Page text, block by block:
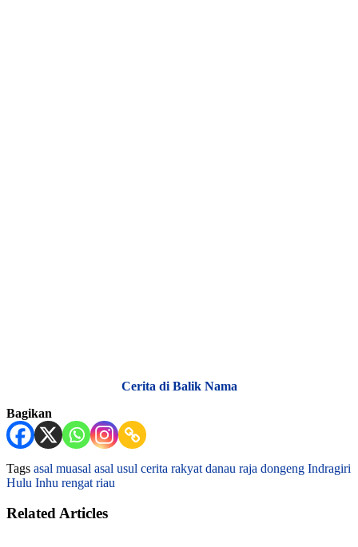
Cerita di Balik Nama
Bagikan
Tags asal muasal asal usul cerita rakyat danau raja dongeng Indragiri
Hulu Inhu rengat riau
Related Articles